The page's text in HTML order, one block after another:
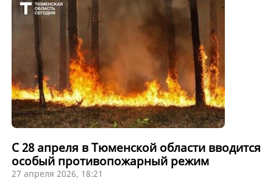
С 28 апреля в Тюменской области вводится
особый противопожарный режим
27 апреля 2026, 18:21